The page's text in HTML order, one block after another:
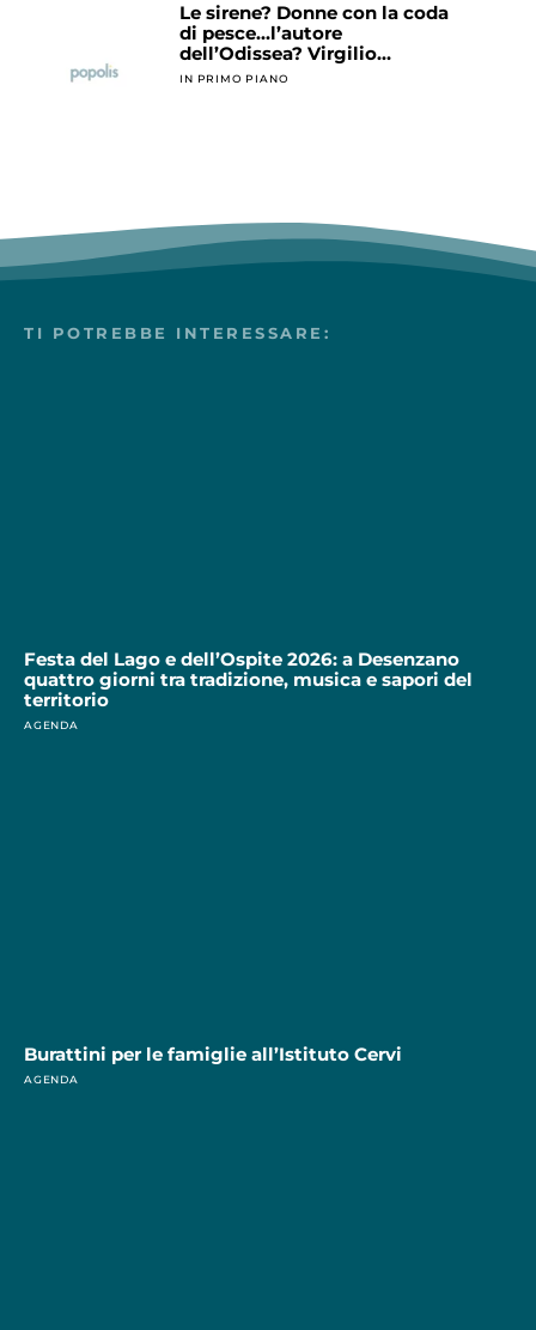
Le sirene? Donne con la coda
di pesce…l’autore
dell’Odissea? Virgilio…
IN PRIMO PIANO
TI POTREBBE INTERESSARE:
Festa del Lago e dell’Ospite 2026: a Desenzano
quattro giorni tra tradizione, musica e sapori del
territorio
AGENDA
Burattini per le famiglie all’Istituto Cervi
AGENDA